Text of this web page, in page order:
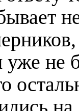
уже не